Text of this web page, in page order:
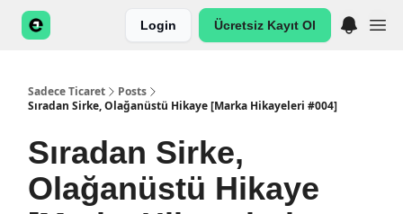
Login Ücretsiz Kayıt Ol
Sadece Ticaret
Posts
Sıradan Sirke, Olağanüstü Hikaye [Marka Hikayeleri #004]
Sıradan Sirke,
Olağanüstü Hikaye